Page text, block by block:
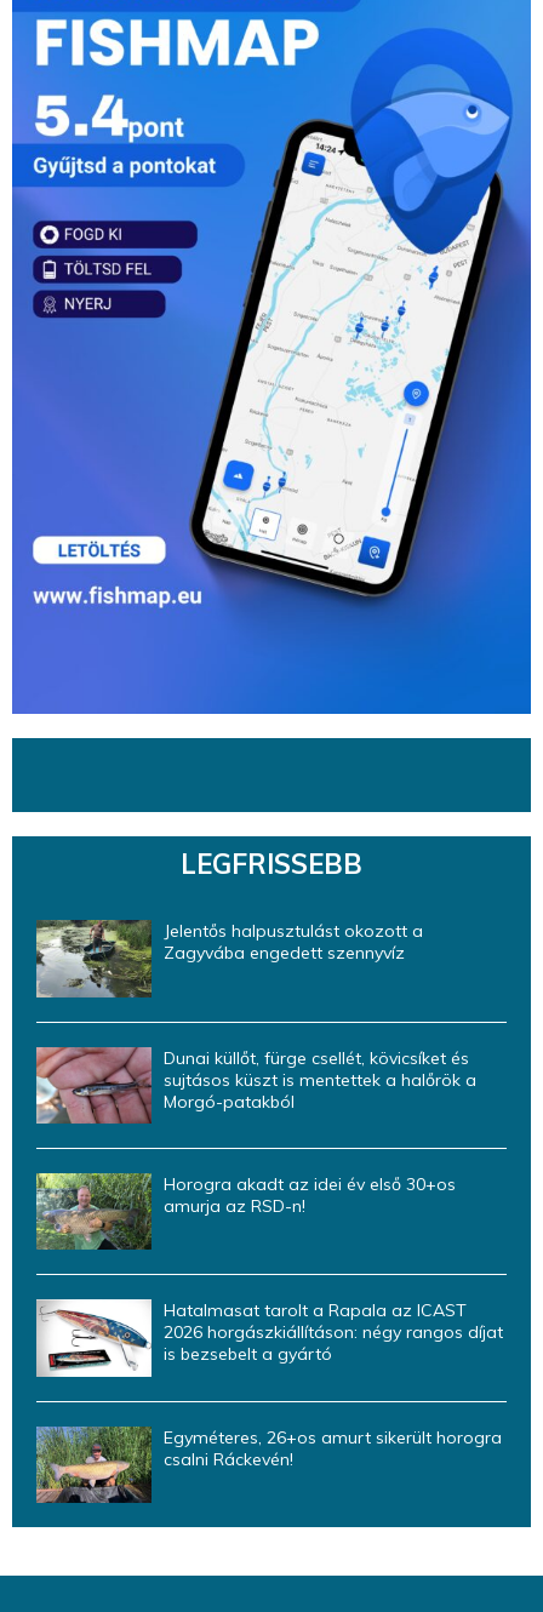
LEGFRISSEBB
Jelentős halpusztulást okozott a
Zagyvába engedett szennyvíz
Dunai küllőt, fürge csellét, kövicsíket és
sujtásos küszt is mentettek a halőrök a
Morgó-patakból
Horogra akadt az idei év első 30+os
amurja az RSD-n!
Hatalmasat tarolt a Rapala az ICAST
2026 horgászkiállításon: négy rangos díjat
is bezsebelt a gyártó
Egyméteres, 26+os amurt sikerült horogra
csalni Ráckevén!